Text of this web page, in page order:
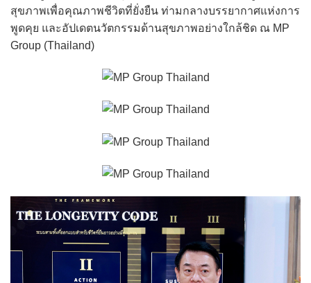
สุขภาพเพื่อคุณภาพชีวิตที่ยั่งยืน ท่ามกลางบรรยากาศแห่งการ
พูดคุย และอัปเดตนวัตกรรมด้านสุขภาพอย่างใกล้ชิด ณ MP
Group (Thailand)